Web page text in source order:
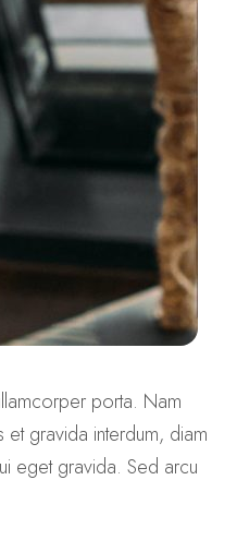
porta. Nam
et gravida interdum, diam
eget gravida. Sed arcu